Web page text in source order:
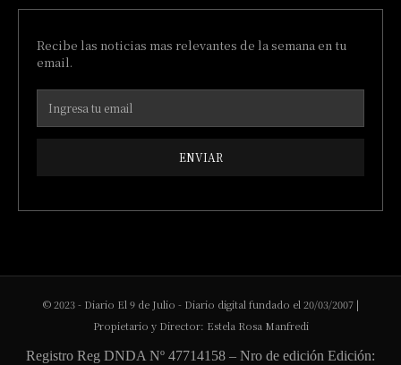
Recibe las noticias mas relevantes de la semana en tu
email.
ENVIAR
© 2023 - Diario El 9 de Julio - Diario digital fundado el 20/03/2007 |
Propietario y Director: Estela Rosa Manfredi
Registro Reg DNDA Nº 47714158 – Nro de edición Edición: